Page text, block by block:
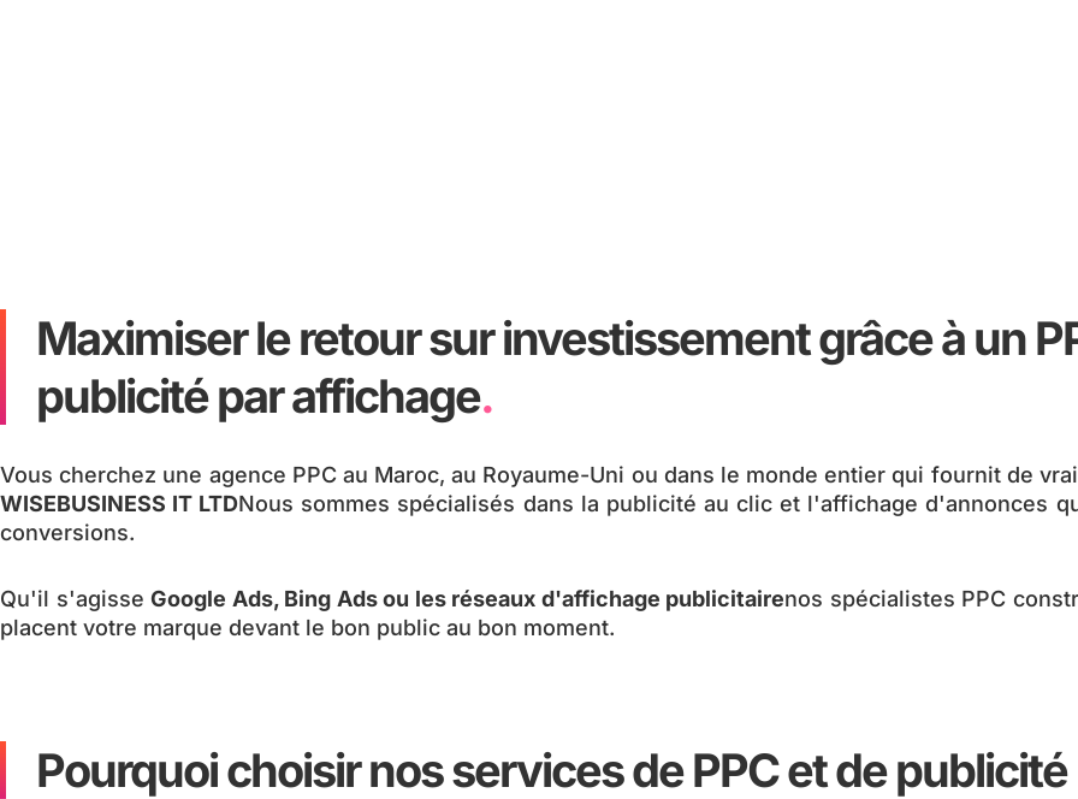
Maximiser le retour sur investissement grâce à un
publicité par affichage.
Vous cherchez une agence PPC au Maroc, au Royaume-Uni ou dans le monde entier qui fournit de
WISEBUSINESS IT LTDNous sommes spécialisés dans la publicité au clic et l'affichage d'annonces
conversions.
Qu'il s'agisseGoogle Ads, Bing Ads ou les réseaux d'affichage publicitairenos spécialistes PPC
placent votre marque devant le bon public au bon moment.
Pourquoi choisir nos services de PPC et de